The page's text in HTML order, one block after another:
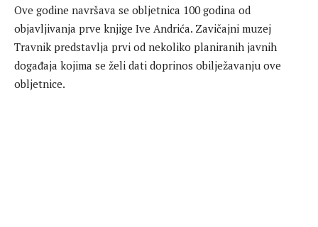
Ove godine navršava se obljetnica 100 godina od
objavljivanja prve knjige Ive Andrića. Zavičajni muzej
Travnik predstavlja prvi od nekoliko planiranih javnih
događaja kojima se želi dati doprinos obilježavanju ove
obljetnice.